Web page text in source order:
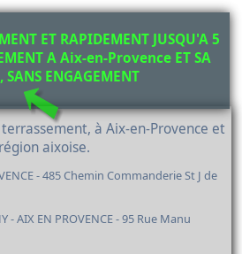
ET RAPIDEMENT JUSQU'A 5
A Aix-en-Provence ET SA
SANS ENGAGEMENT
à Aix-en-Provence et
région aixoise.
- 485 Chemin Commanderie St J de
- AIX EN PROVENCE - 95 Rue Manu